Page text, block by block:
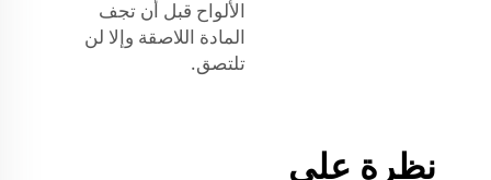
الألواح قبل أن تجف
المادة اللاصقة وإلا لن
تلتصق.
نظرة على